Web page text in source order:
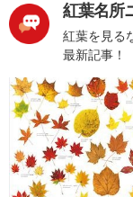
紅葉名所
紅葉を見る
最新記事！